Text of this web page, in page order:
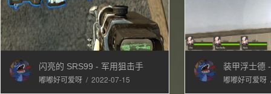
闪亮的 SRS99 - 军用狙击手
嘟嘟好可爱呀 / 2022-07-15
装甲浮士德
嘟嘟好可爱呀